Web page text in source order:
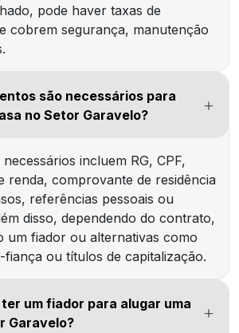
pode haver taxas de
cobrem segurança, manutenção
são necessários para
no Setor Garavelo?
incluem RG, CPF,
renda, comprovante de residência
referências pessoais ou
disso, dependendo do contrato,
um fiador ou alternativas como
ou títulos de capitalização.
um fiador para alugar uma
Garavelo?